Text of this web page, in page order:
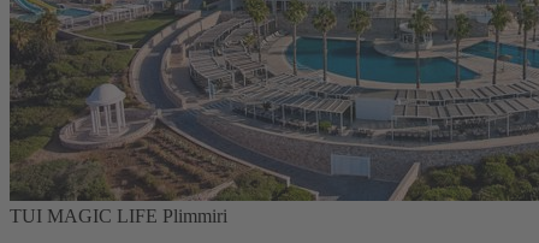
TUI MAGIC LIFE Plimmiri